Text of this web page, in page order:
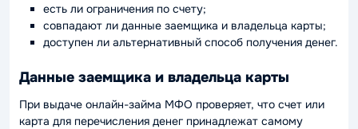
есть ли ограничения по счету;
совпадают ли данные заемщика и владельца карты;
доступен ли альтернативный способ получения денег.
Данные заемщика и владельца карты
При выдаче онлайн-займа МФО проверяет, что счет или
карта для перечисления денег принадлежат самому